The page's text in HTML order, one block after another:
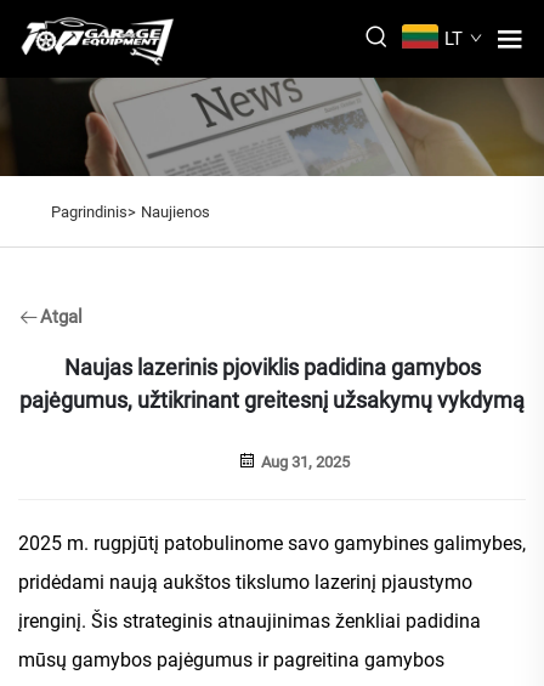
LT
Pagrindinis> Naujienos
Atgal
Naujas lazerinis pjoviklis padidina gamybos
pajėgumus, užtikrinant greitesnį užsakymų vykdymą
Aug 31, 2025
2025 m. rugpjūtį patobulinome savo gamybines galimybes,
pridėdami naują aukštos tikslumo lazerinį pjaustymo
įrenginį. Šis strateginis atnaujinimas ženkliai padidina
mūsų gamybos pajėgumus ir pagreitina gamybos